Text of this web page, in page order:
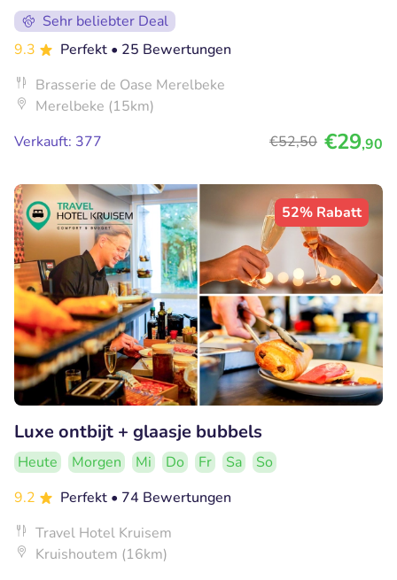
Sehr beliebter Deal
9.3
Perfekt • 25 Bewertungen
Brasserie de Oase Merelbeke
Merelbeke (15km)
Verkauft: 377
€52,50 €29,90
52% Rabatt
Luxe ontbijt + glaasje bubbels
Heute Morgen Mi Do Fr Sa
So
9.2
Perfekt • 74 Bewertungen
Travel Hotel Kruisem
Kruishoutem (16km)